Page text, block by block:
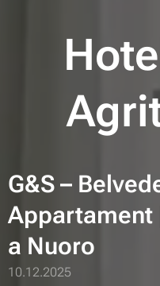
G&S –
Appartament
a Nuoro
10.12.2025